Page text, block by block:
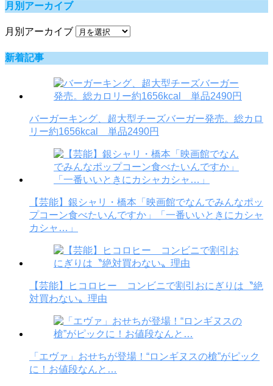
月別アーカイブ
月別アーカイブ
新着記事
バーガーキング、超大型チーズバーガー発売。総カロ
リー約1656kcal 単品2490円
【芸能】銀シャリ・橋本「映画館でなんでみんなポッ
プコーン食べたいんですか」「一番いいときにカシャ
カシャ…」
【芸能】ヒコロヒー コンビニで割引おにぎりは〝絶
対買わない〟理由
「エヴァ」おせちが登場！“ロンギヌスの槍”がピック
に！お値段なんと…